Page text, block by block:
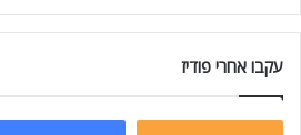
עקבו אחרי פודיז